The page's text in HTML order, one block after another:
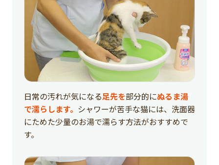
日常の汚れが気になる足先を部分的にぬるま湯
で濡らします。 シャワーが苦手な猫には、洗面器
にためた少量のお湯で濡らす方法がおすすめで
す。